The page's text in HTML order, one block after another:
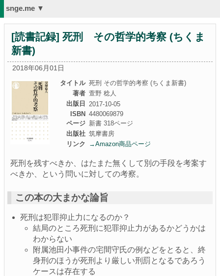
snge.me ▼
[読書記録] 死刑 その哲学的考察 (ちくま
新書)
2018年06月01日
タイトル 死刑 その哲学的考察 (ちくま新書)
著者 萱野 稔人
出版日
2017-10-05
ISBN 4480069879
ページ 新書 318ページ
出版社 筑摩書房
リンク
→Amazon商品ページ
死刑を残すべきか、はたまた無くして別の手段を考案す
べきか、という問いに対しての考察。
この本の大まかな論旨
死刑は犯罪抑止力になるのか？
結局のところ死刑に犯罪抑止力があるかどうかは
わからない
附属池田小事件の宅間守氏の例などをとると、終
身刑のほうが死刑より厳しい刑罰となるであろう
ケースは存在する